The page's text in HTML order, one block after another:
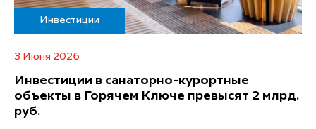
Инвестиции
3 Июня 2026
Инвестиции в санаторно-курортные
объекты в Горячем Ключе превысят 2 млрд.
руб.